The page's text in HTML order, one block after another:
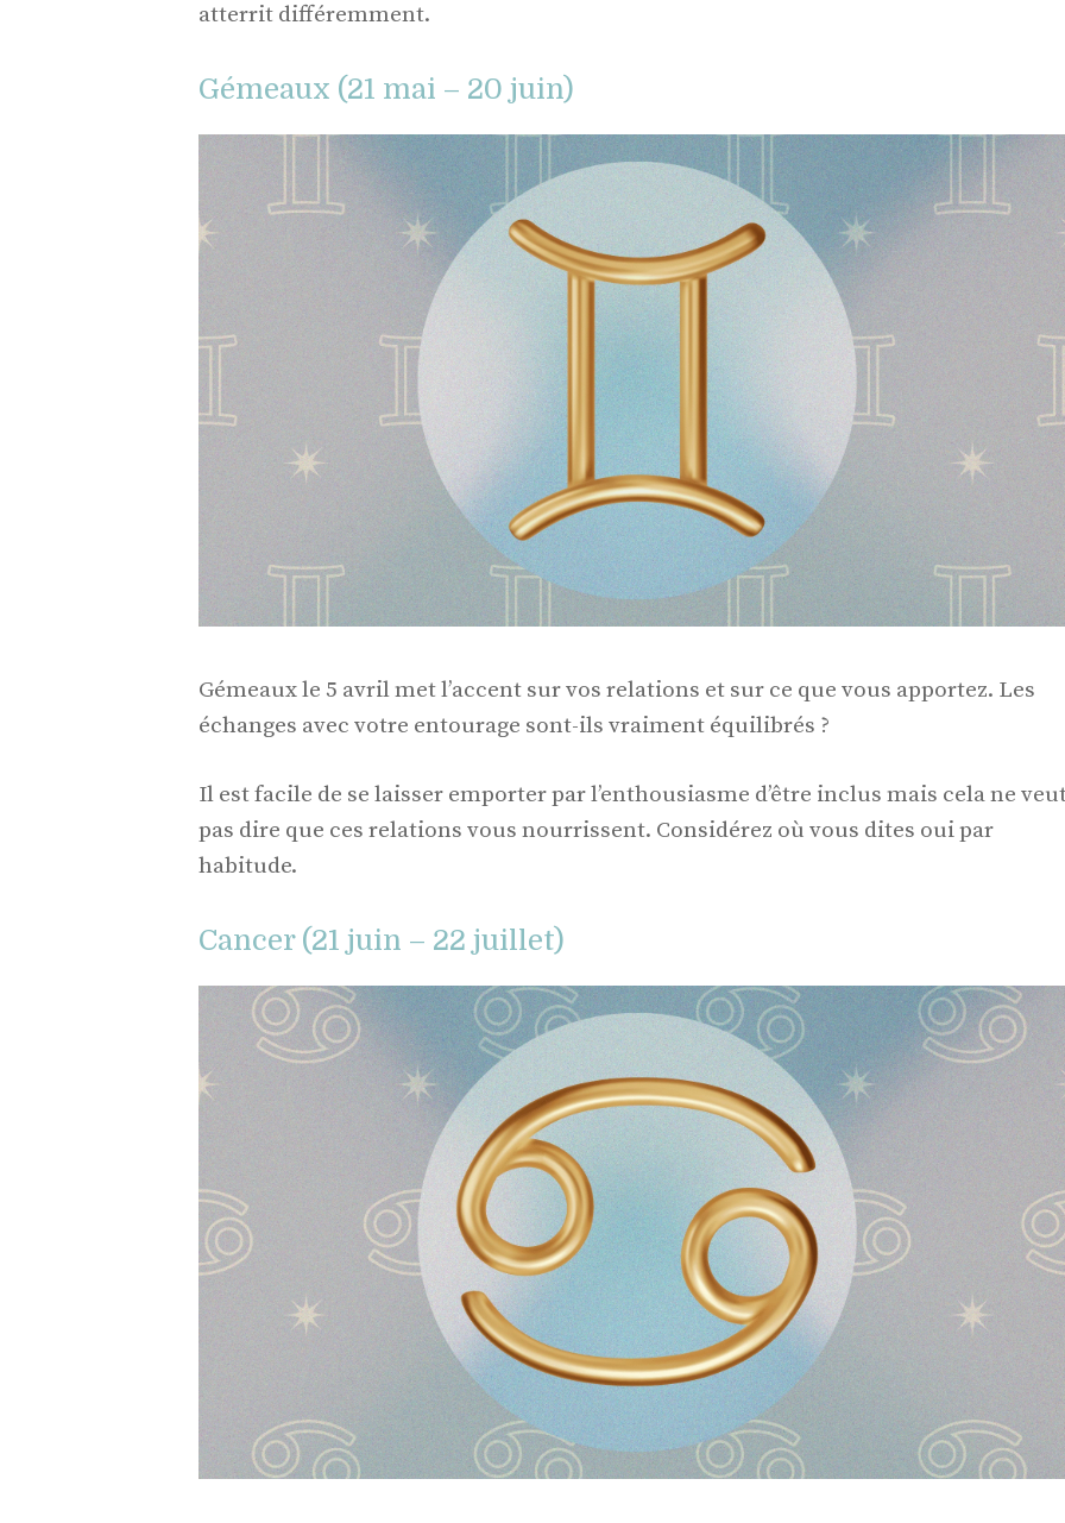
atterrit différemment.
Gémeaux (21 mai – 20 juin)
Gémeaux le 5 avril met l’accent sur vos relations et sur ce que vous apportez. Les
échanges avec votre entourage sont-ils vraiment équilibrés ?
Il est facile de se laisser emporter par l’enthousiasme d’être inclus mais cela ne
pas dire que ces relations vous nourrissent. Considérez où vous dites oui par
habitude.
Cancer (21 juin – 22 juillet)